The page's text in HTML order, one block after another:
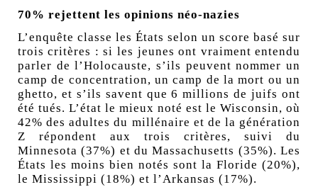
70% rejettent les opinions néo-nazies
L’enquête classe les États selon un score basé sur
trois critères : si les jeunes ont vraiment entendu
parler de l’Holocauste, s’ils peuvent nommer un
camp de concentration, un camp de la mort ou un
ghetto, et s’ils savent que 6 millions de juifs ont
été tués. L’état le mieux noté est le Wisconsin, où
42% des adultes du millénaire et de la génération
Z répondent aux trois critères, suivi du
Minnesota (37%) et du Massachusetts (35%). Les
États les moins bien notés sont la Floride (20%),
le Mississippi (18%) et l’Arkansas (17%).